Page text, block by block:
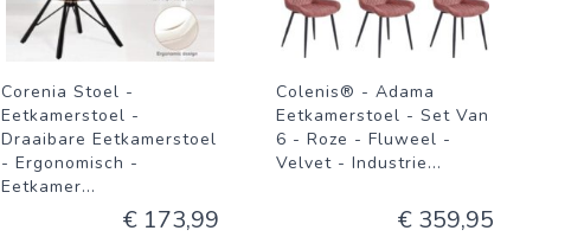
Corenia Stoel -
Eetkamerstoel -
Draaibare Eetkamerstoel
- Ergonomisch -
Eetkamer...
€ 173,99
Colenis® - Adama
Eetkamerstoel - Set Van
6 - Roze - Fluweel -
Velvet - Industrie...
€ 359,95